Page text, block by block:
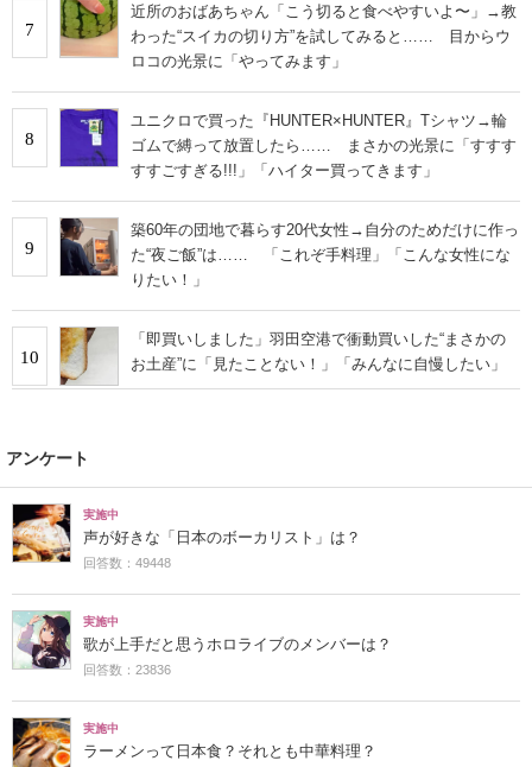
7
近所のおばあちゃん「こう切ると食べやすいよ〜」→教
わった“スイカの切り方”を試してみると…… 目からウ
ロコの光景に「やってみます」
8
ユニクロで買った『HUNTER×HUNTER』Tシャツ→輪
ゴムで縛って放置したら…… まさかの光景に「すすす
すすごすぎる!!!」「ハイター買ってきます」
9
築60年の団地で暮らす20代女性→自分のためだけに作っ
た“夜ご飯”は…… 「これぞ手料理」「こんな女性にな
りたい！」
10
「即買いしました」羽田空港で衝動買いした“まさかの
お土産”に「見たことない！」「みんなに自慢したい」
アンケート
実施中
声が好きな「日本のボーカリスト」は？
回答数：49448
実施中
歌が上手だと思うホロライブのメンバーは？
回答数：23836
実施中
ラーメンって日本食？それとも中華料理？